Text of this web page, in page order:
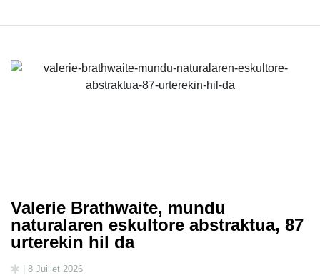
Valerie Brathwaite, mundu
naturalaren eskultore abstraktua, 87
urterekin hil da
| 8 Juillet 2026